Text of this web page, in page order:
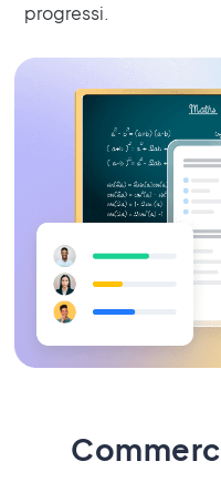
progressi.